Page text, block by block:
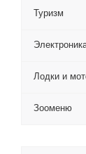
Туризм
Лодки и
Зооменю